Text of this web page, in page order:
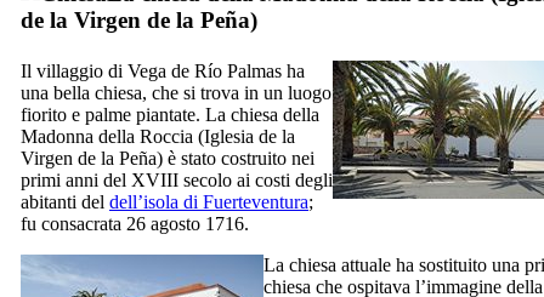
de la Virgen de la Peña)
Il villaggio di Vega de Río Palmas ha
una bella chiesa, che si trova in un luogo
fiorito e palme piantate. La chiesa della
Madonna della Roccia (Iglesia de la
Virgen de la Peña) è stato costruito nei
primi anni del XVIII secolo ai costi degli
abitanti del dell’isola di Fuerteventura;
fu consacrata 26 agosto 1716.
La chiesa attuale ha sostituito una
chiesa che ospitava l’immagine della